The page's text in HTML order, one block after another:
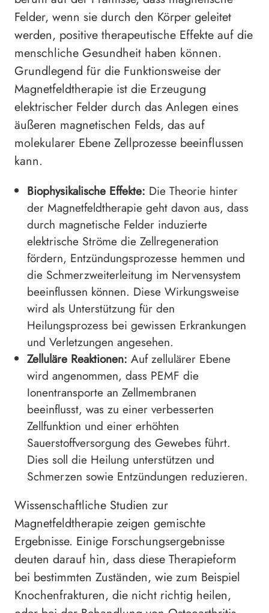
Felder, wenn sie durch den Körper geleitet
werden, positive therapeutische Effekte auf die
menschliche Gesundheit haben können.
Grundlegend für die Funktionsweise der
Magnetfeldtherapie ist die Erzeugung
elektrischer Felder durch das Anlegen eines
äußeren magnetischen Felds, das auf
molekularer Ebene Zellprozesse beeinflussen
kann.
Biophysikalische Effekte: Die Theorie hinter
der Magnetfeldtherapie geht davon aus, dass
durch magnetische Felder induzierte
elektrische Ströme die Zellregeneration
fördern, Entzündungsprozesse hemmen und
die Schmerzweiterleitung im Nervensystem
beeinflussen können. Diese Wirkungsweise
wird als Unterstützung für den
Heilungsprozess bei gewissen Erkrankungen
und Verletzungen angesehen.
Zelluläre Reaktionen: Auf zellulärer Ebene
wird angenommen, dass PEMF die
Ionentransporte an Zellmembranen
beeinflusst, was zu einer verbesserten
Zellfunktion und einer erhöhten
Sauerstoffversorgung des Gewebes führt.
Dies soll die Heilung unterstützen und
Schmerzen sowie Entzündungen reduzieren.
Wissenschaftliche Studien zur
Magnetfeldtherapie zeigen gemischte
Ergebnisse. Einige Forschungsergebnisse
deuten darauf hin, dass diese Therapieform
bei bestimmten Zuständen, wie zum Beispiel
Knochenfrakturen, die nicht richtig heilen,